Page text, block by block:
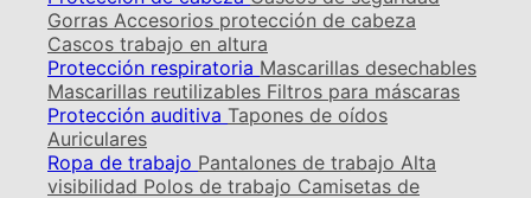
Gorras Accesorios protección de cabeza
Cascos trabajo en altura
Protección respiratoria Mascarillas desechables
Mascarillas reutilizables Filtros para máscaras
Protección auditiva Tapones de oídos
Auriculares
Ropa de trabajo Pantalones de trabajo Alta
visibilidad Polos de trabajo Camisetas de